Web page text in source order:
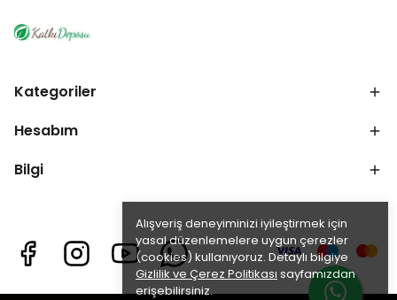
Alışveriş deneyiminizi iyileştirmek için
yasal düzenlemelere uygun çerezler
(cookies) kullanıyoruz. Detaylı bilgiye
Gizlilik ve Çerez Politikası sayfamızdan
erişebilirsiniz.
Kategoriler
Hesabım
Bilgi